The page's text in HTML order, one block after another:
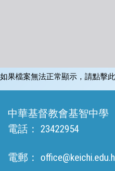
如果檔案無法正常顯示，請點擊此
中華基督教會基智中學
電話：
23422954
電郵：